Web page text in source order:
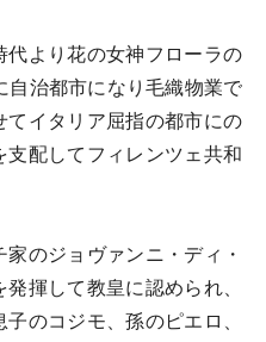
より花の女神フローラの
自治都市になり毛織物業で
イタリア屈指の都市にの
支配してフィレンツェ共和
のジョヴァンニ・ディ・
揮して教皇に認められ、
のコジモ、孫のピエロ、